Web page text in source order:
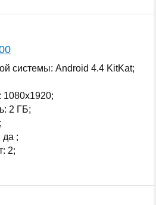
системы: Android 4.4 KitKat;
1080x1920;
2 ГБ;
да ;
2;